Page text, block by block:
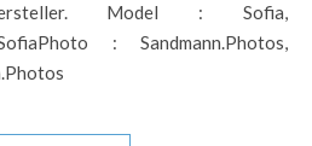
Model : Sofia,
: Sandmann.Photos,